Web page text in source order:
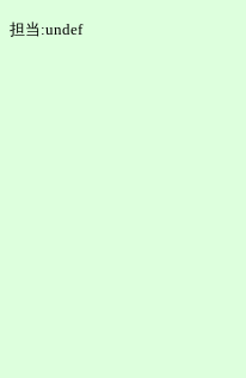
担当:undef